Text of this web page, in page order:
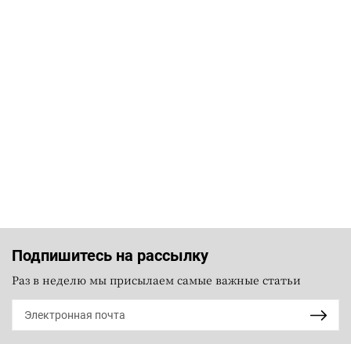
Подпишитесь на рассылку
Раз в неделю мы присылаем самые важные статьи